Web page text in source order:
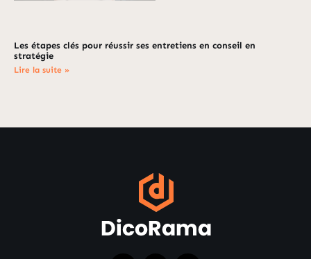
Les étapes clés pour réussir ses entretiens en conseil en
stratégie
Lire la suite »